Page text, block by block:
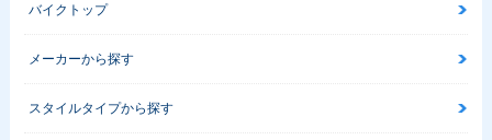
バイクトップ
メーカーから探す
スタイルタイプから探す